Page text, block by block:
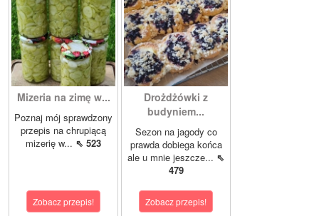
Mizeria na zimę w...
Poznaj mój sprawdzony
przepis na chrupiącą
mizerię w... ⇖ 523
Zobacz przepis!
Drożdżówki z
budyniem...
Sezon na jagody co
prawda dobiega końca
ale u mnie jeszcze... ⇖
479
Zobacz przepis!